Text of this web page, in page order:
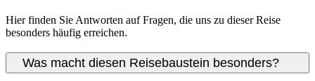
Hier finden Sie Antworten auf Fragen, die uns zu dieser Reise
besonders häufig erreichen.
Was macht diesen Reisebaustein besonders?